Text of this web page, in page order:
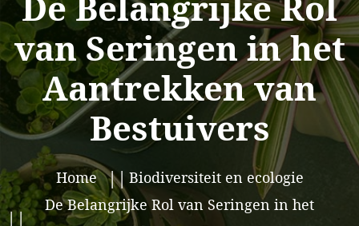
van Seringen in het
Aantrekken van
Bestuivers
Home
Biodiversiteit en ecologie
De Belangrijke Rol van Seringen in het